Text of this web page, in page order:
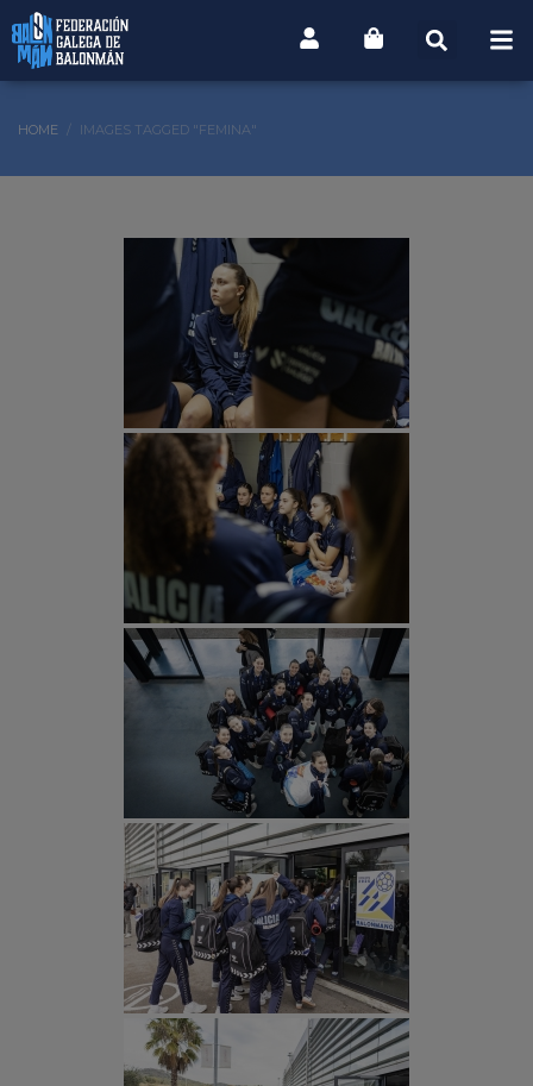
HOME IMAGES TAGGED "FEMINA"